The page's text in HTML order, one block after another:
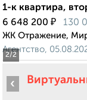
2/2
1-к квартира,
6 648 200 ₽ 130
ЖК Отражение,
Агентство,
‹